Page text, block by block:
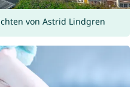
von Astrid Lindgren